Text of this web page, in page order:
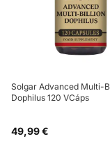
Solgar Advanced Multi-
Dophilus 120 VCáps
49,99 €